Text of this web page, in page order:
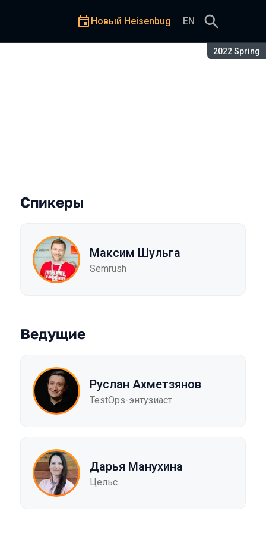
Сезон:
2022 Spring
Новый Heisenbug EN
Спикеры
Максим Шульга
Semrush
Ведущие
Руслан Ахметзянов
TestOps-энтузиаст
Дарья Манухина
Цельс